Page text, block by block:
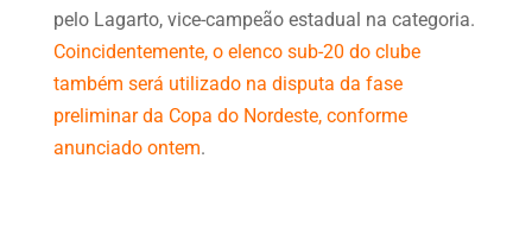
pelo Lagarto, vice-campeão estadual na categoria.
Coincidentemente, o elenco sub-20 do clube
também será utilizado na disputa da fase
preliminar da Copa do Nordeste, conforme
anunciado ontem.